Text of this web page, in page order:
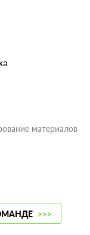
материалов
>>>